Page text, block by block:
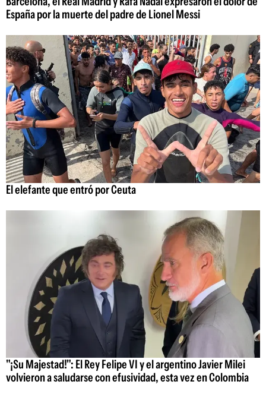
España por la muerte del padre de Lionel Messi
El elefante que entró por Ceuta
"¡Su Majestad!": El Rey Felipe VI y el argentino Javier Milei
volvieron a saludarse con efusividad, esta vez en Colombia